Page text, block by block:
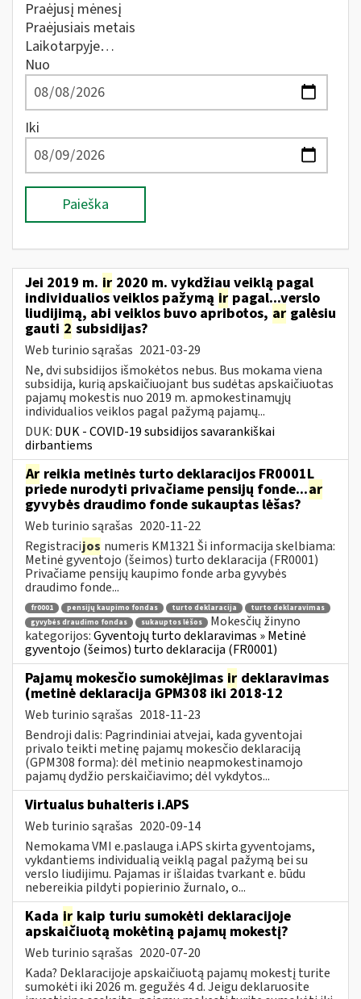
Praėjusį mėnesį
Praėjusiais metais
Laikotarpyje…
Nuo
Iki
Paieška
Jei 2019 m. ir 2020 m. vykdžiau veiklą pagal
individualios veiklos pažymą ir pagal...verslo
liudijimą, abi veiklos buvo apribotos, ar galėsiu
gauti 2 subsidijas?
Web turinio sąrašas 2021-03-29
Ne, dvi subsidijos išmokėtos nebus. Bus mokama viena
subsidija, kurią apskaičiuojant bus sudėtas apskaičiuotas
pajamų mokestis nuo 2019 m. apmokestinamųjų
individualios veiklos pagal pažymą pajamų...
DUK: DUK - COVID-19 subsidijos savarankiškai
dirbantiems
Ar reikia metinės turto deklaracijos FR0001L
priede nurodyti privačiame pensijų fonde...ar
gyvybės draudimo fonde sukauptas lėšas?
Web turinio sąrašas 2020-11-22
Registracijos numeris KM1321 Ši informacija skelbiama:
Metinė gyventojo (šeimos) turto deklaracija (FR0001)
Privačiame pensijų kaupimo fonde arba gyvybės
draudimo fonde...
fr0001 pensijų kaupimo fondas turto deklaracija
turto deklaravimas
gyvybės draudimo fondas
sukauptos lėšos
Mokesčių žinyno
kategorijos:Gyventojų turto deklaravimas » Metinė
gyventojo (šeimos) turto deklaracija (FR0001)
Pajamų mokesčio sumokėjimas ir deklaravimas
(metinė deklaracija GPM308 iki 2018-12
Web turinio sąrašas 2018-11-23
Bendroji dalis: Pagrindiniai atvejai, kada gyventojai
privalo teikti metinę pajamų mokesčio deklaraciją
(GPM308 forma): dėl metinio neapmokestinamojo
pajamų dydžio perskaičiavimo; dėl vykdytos...
Virtualus buhalteris i.APS
Web turinio sąrašas 2020-09-14
Nemokama VMI e.paslauga i.APS skirta gyventojams,
vykdantiems individualią veiklą pagal pažymą bei su
verslo liudijimu. Pajamas ir išlaidas tvarkant e. būdu
nebereikia pildyti popierinio žurnalo, o...
Kada ir kaip turiu sumokėti deklaracijoje
apskaičiuotą mokėtiną pajamų mokestį?
Web turinio sąrašas 2020-07-20
Kada? Deklaracijoje apskaičiuotą pajamų mokestį turite
sumokėti iki 2026 m. gegužės 4 d. Jeigu deklaruosite